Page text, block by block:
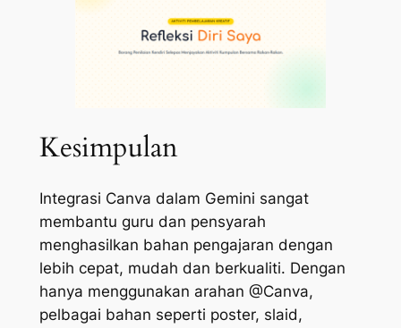
Kesimpulan
Integrasi Canva dalam Gemini sangat
membantu guru dan pensyarah
menghasilkan bahan pengajaran dengan
lebih cepat, mudah dan berkualiti. Dengan
hanya menggunakan arahan @Canva,
pelbagai bahan seperti poster, slaid,